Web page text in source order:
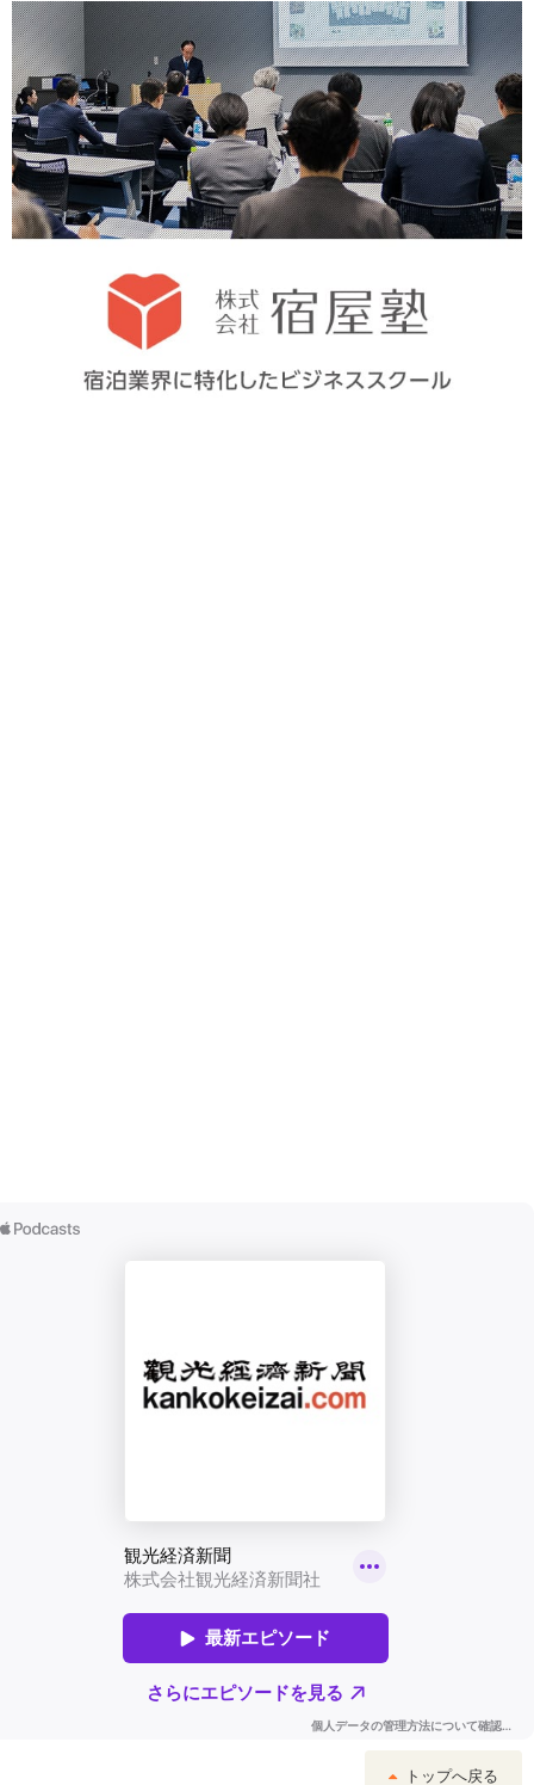
トップへ戻る